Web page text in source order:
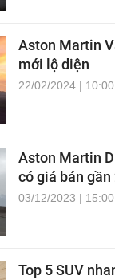
Aston Martin
mới lộ diện
22/02/2024 | 10:00
Aston Martin
có giá bán
03/12/2023 | 15:00
Top 5 SUV